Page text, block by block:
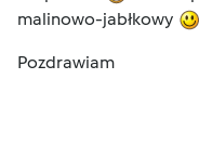
malinowo-jabłkowy
Pozdrawiam